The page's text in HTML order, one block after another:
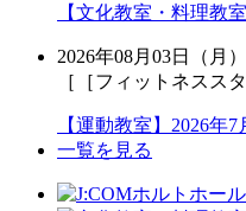
【文化教室・料理教
2026年08月03日（月）
［［フィットネスス
【運動教室】2026年
一覧を見る